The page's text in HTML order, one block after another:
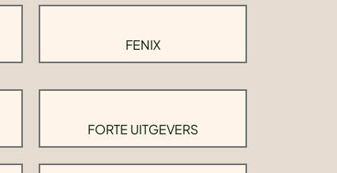
FENIX
FORTE UITGEVERS